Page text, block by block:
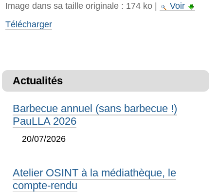
Image dans sa taille originale : 174 ko|
Voir
Télécharger
Actualités
Barbecue annuel (sans barbecue !)
PauLLA 2026
20/07/2026
Atelier OSINT à la médiathèque, le
compte-rendu